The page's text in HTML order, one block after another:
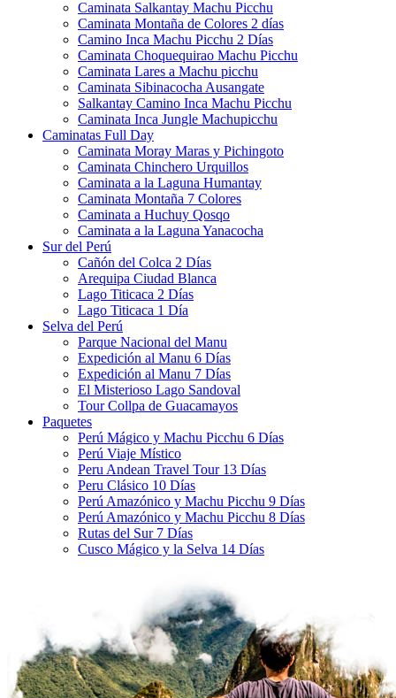
Caminata Salkantay Machu Picchu
Caminata Montaña de Colores 2 días
Camino Inca Machu Picchu 2 Días
Caminata Choquequirao Machu Picchu
Caminata Lares a Machu picchu
Caminata Sibinacocha Ausangate
Salkantay Camino Inca Machu Picchu
Caminata Inca Jungle Machupicchu
Caminatas Full Day
Caminata Moray Maras y Pichingoto
Caminata Chinchero Urquillos
Caminata a la Laguna Humantay
Caminata Montaña 7 Colores
Caminata a Huchuy Qosqo
Caminata a la Laguna Yanacocha
Sur del Perú
Cañón del Colca 2 Días
Arequipa Ciudad Blanca
Lago Titicaca 2 Días
Lago Titicaca 1 Día
Selva del Perú
Parque Nacional del Manu
Expedición al Manu 6 Días
Expedición al Manu 7 Días
El Misterioso Lago Sandoval
Tour Collpa de Guacamayos
Paquetes
Perú Mágico y Machu Picchu 6 Días
Perú Viaje Místico
Peru Andean Travel Tour 13 Días
Peru Clásico 10 Días
Perú Amazónico y Machu Picchu 9 Días
Perú Amazónico y Machu Picchu 8 Días
Rutas del Sur 7 Días
Cusco Mágico y la Selva 14 Días